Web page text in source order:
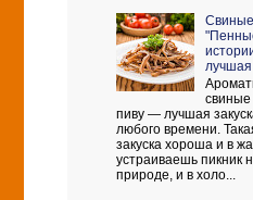
лучшая
свиные
пиву — лучшая
любого времени.
закуска хороша и в
устраиваешь пикник
природе, и в холо...